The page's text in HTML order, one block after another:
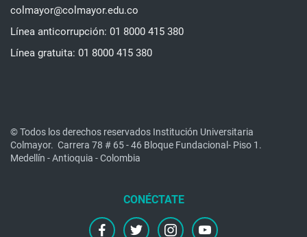
colmayor@colmayor.edu.co
Línea anticorrupción: 01 8000 415 380
Línea gratuita: 01 8000 415 380
© Todos los derechos reservados Institución Universitaria
Colmayor. Carrera 78 # 65 - 46 Bloque Fundacional- Piso 1.
Medellín - Antioquia - Colombia
facebooktwitter instagramyoutube